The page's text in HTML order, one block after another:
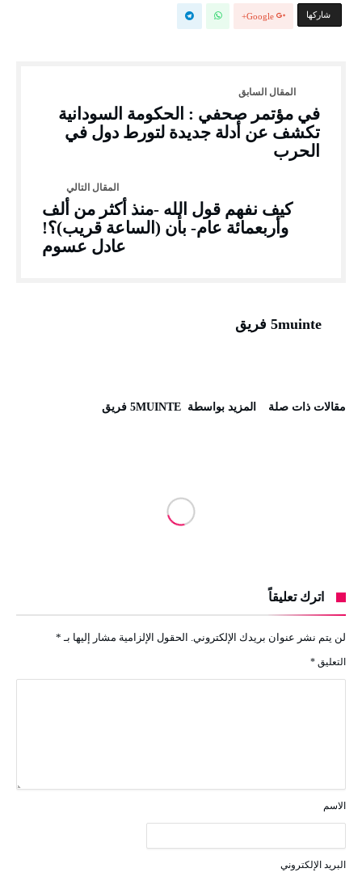
‫‫ شاركها‬ Google+
في مؤتمر صحفي : الحكومة السودانية
تكشف عن أدلة جديدة لتورط دول في
الحرب
كيف نفهم قول الله -منذ أكثر من ألف
وأربعمائة عام- بأن (الساعة قريب)؟!
عادل عسوم
5muinte فريق
‫مقالات ذات صلة‬ ‫‫المزيد بواسطة‬ ‬ 5MUINTE فريق
اترك تعليقاً
لن يتم نشر عنوان بريدك الإلكتروني. الحقول الإلزامية مشار إليها بـ *
التعليق *
الاسم
البريد الإلكتروني